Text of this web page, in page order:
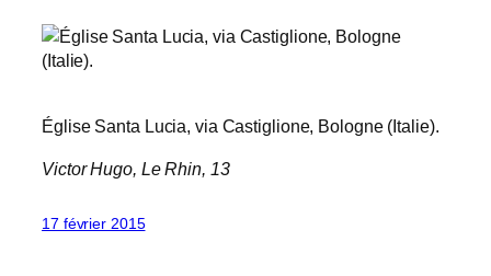
Église Santa Lucia, via Castiglione, Bologne (Italie).
Victor Hugo, Le Rhin , 13
17 février 2015